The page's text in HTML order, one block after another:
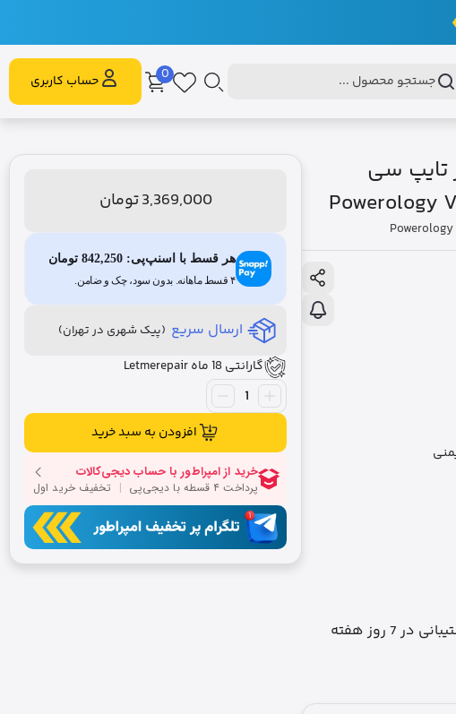
جستجو محصول ... 0 حساب کاربری
سر تایپ سی
Powerology
Powerology
در 7 روز هفته
3,369,000تومان
هر قسط با اسنپ‌پی: 842,250 تومان
۴ قسط ماهانه. بدون سود، چک و ضامن.
ارسال سریع (پیک شهری در تهران)
گارانتی 18 ماه Letmerepair
افزودن به سبد خرید